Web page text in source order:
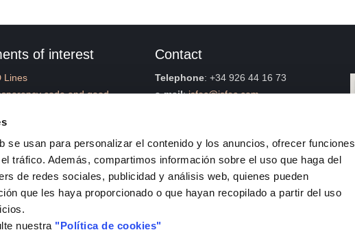
se usan para personalizar el contenido y los anuncios, ofrecer funciones
tráfico. Además, compartimos información sobre el uso que haga del
de redes sociales, publicidad y análisis web, quienes pueden
que les haya proporcionado o que hayan recopilado a partir del uso
nuestra "Política de cookies"
of interest
Lines
code and good
Profile
System Policy
Development Goals
Catalogues
Plan
Contact
Telephone: +34 926 44 16 73
e-mail:isfoc@isfoc.com
Calle Francia, 7
13500, Puertollano (Ciudad Real)
Contact Form